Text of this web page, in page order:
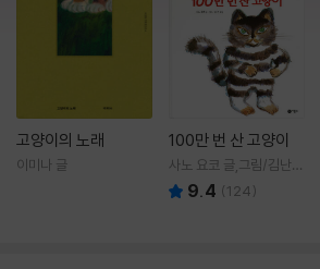
고양이의 노래
이미나 글
100만 번 산 고양이
사노 요코 글,그림/김난주
역 9.4 (124)